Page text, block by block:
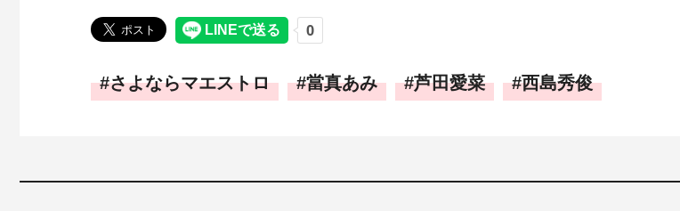
さよならマエストロ 當真あみ 芦田愛菜 西島秀俊